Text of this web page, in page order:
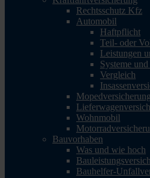
Rechtsschutz Kfz
Automobil
Haftpflicht
Teil- oder
Leistungen
Systeme
Vergleich
Mopedversicherung
Wohnmobil
Bauvorhaben
Was und wie hoch
Bauhelfer-